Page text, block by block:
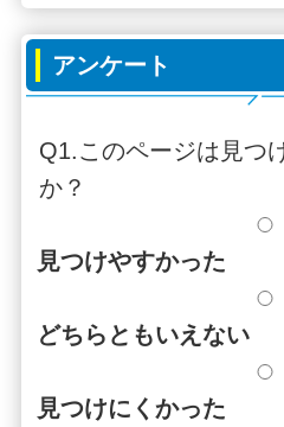
アンケート
Q1.このページは見つ
か？
見つけやすかった
どちらともいえない
見つけにくかった